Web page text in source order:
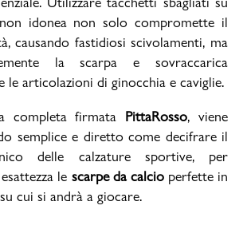
idonea non solo compromette il
causando fastidiosi scivolamenti, ma
la scarpa e sovraccarica
le articolazioni di ginocchia e caviglie.
completa firmata PittaRosso, viene
semplice e diretto come decifrare il
delle calzature sportive, per
le scarpe da calcioperfette in
cui si andrà a giocare.